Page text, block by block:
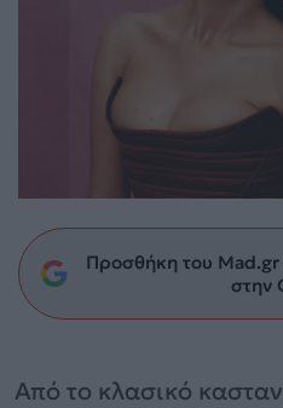
Προσθήκη του
στην
Από το κλασικό